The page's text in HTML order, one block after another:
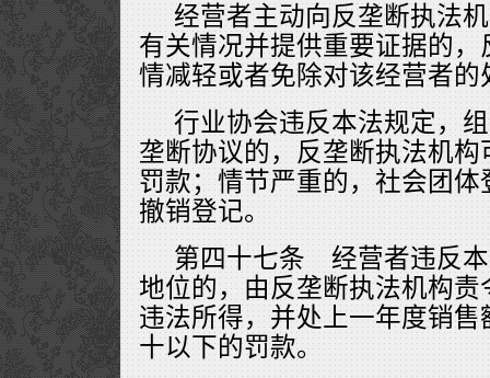
经营者主动向反垄断执法
有关情况并提供重要证据的
情减轻或者免除对该经营者的
行业协会违反本法规定，
垄断协议的，反垄断执法机
罚款；情节严重的，社会团
撤销登记。
第四十七条 经营者违反
地位的，由反垄断执法机构
违法所得，并处上一年度销
十以下的罚款。